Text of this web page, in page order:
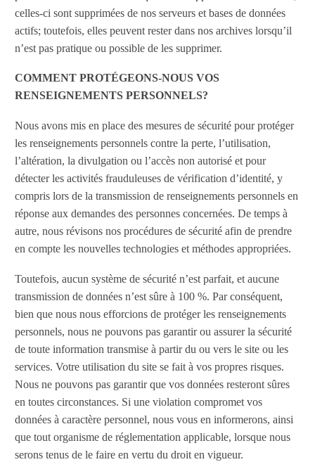
celles-ci sont supprimées de nos serveurs et bases de données
actifs; toutefois, elles peuvent rester dans nos archives lorsqu’il
n’est pas pratique ou possible de les supprimer.
COMMENT PROTÉGEONS-NOUS VOS
RENSEIGNEMENTS PERSONNELS?
Nous avons mis en place des mesures de sécurité pour protéger
les renseignements personnels contre la perte, l’utilisation,
l’altération, la divulgation ou l’accès non autorisé et pour
détecter les activités frauduleuses de vérification d’identité, y
compris lors de la transmission de renseignements personnels en
réponse aux demandes des personnes concernées. De temps à
autre, nous révisons nos procédures de sécurité afin de prendre
en compte les nouvelles technologies et méthodes appropriées.
Toutefois, aucun système de sécurité n’est parfait, et aucune
transmission de données n’est sûre à 100 %. Par conséquent,
bien que nous nous efforcions de protéger les renseignements
personnels, nous ne pouvons pas garantir ou assurer la sécurité
de toute information transmise à partir du ou vers le site ou les
services. Votre utilisation du site se fait à vos propres risques.
Nous ne pouvons pas garantir que vos données resteront sûres
en toutes circonstances. Si une violation compromet vos
données à caractère personnel, nous vous en informerons, ainsi
que tout organisme de réglementation applicable, lorsque nous
serons tenus de le faire en vertu du droit en vigueur.